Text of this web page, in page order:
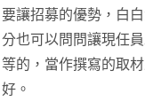
要讓招募的優勢，白
分也可以問問讓現任
等的，當作撰寫的取
好。